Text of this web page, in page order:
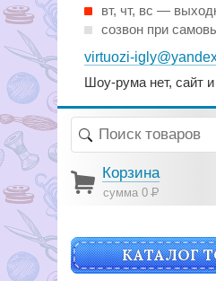
вт, чт, вс —
созвон при
virtuozi-
Шоу-рума нет, сайт
Корзина
сумма 0Р
КАТАЛОГ